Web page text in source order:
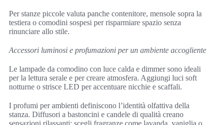
Per stanze piccole valuta panche contenitore, mensole sopra la
testiera o comodini sospesi per risparmiare spazio senza
rinunciare allo stile.
Accessori luminosi e profumazioni per un ambiente accogliente
Le lampade da comodino con luce calda e dimmer sono ideali
per la lettura serale e per creare atmosfera. Aggiungi luci soft
notturne o strisce LED per accentuare nicchie e scaffali.
I profumi per ambienti definiscono l’identità olfattiva della
stanza. Diffusori a bastoncini e candele di qualità creano